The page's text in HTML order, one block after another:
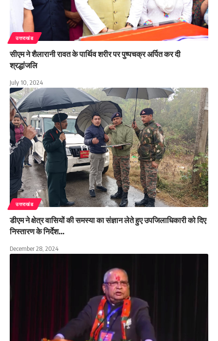
उत्तराखंड
सीएम ने शैलारानी रावत के पार्थिव शरीर पर पुष्पचक्र अर्पित कर दी
श्रद्धांजलि
July 10, 2024
उत्तराखंड
डीएम ने क्षेत्र वासियों की समस्या का संज्ञान लेते हुए उपजिलाधिकारी को दिए
निस्तारण के निर्देश…
December 28, 2024